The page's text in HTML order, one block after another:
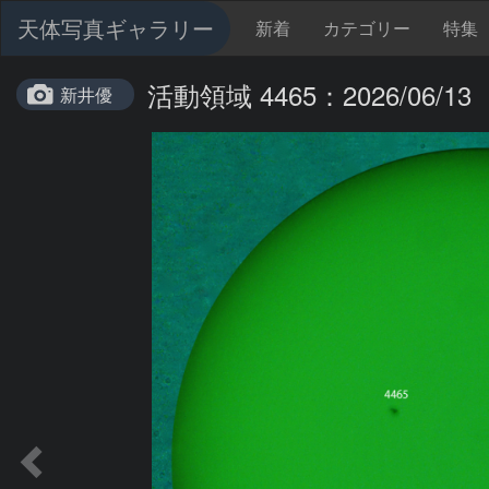
天体写真ギャラリー 新着 カテゴリー 特集
新井優 活動領域 4465：2026/06/13